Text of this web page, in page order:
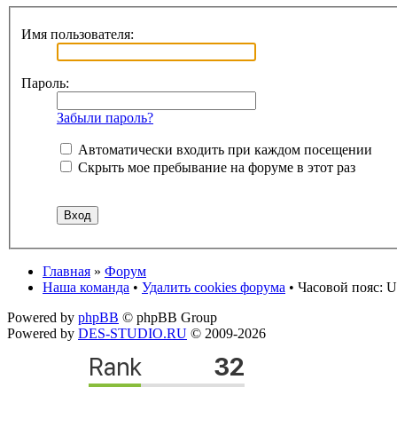
Имя пользователя:
Пароль:
Забыли пароль?
Автоматически входить при каждом посещении
Скрыть мое пребывание на форуме в этот раз
Главная » Форум
Наша команда • Удалить cookies форума • Часовой пояс:
Powered by phpBB © phpBB Group
Powered by DES-STUDIO.RU © 2009-2026